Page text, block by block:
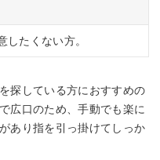
したくない方。
探している方におすすめの
広口のため、手動でも楽に
あり指を引っ掛けてしっか